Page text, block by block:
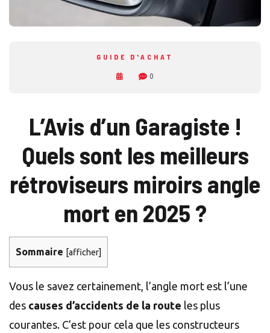
GUIDE D'ACHAT
0
L’Avis d’un Garagiste !
Quels sont les meilleurs
rétroviseurs miroirs angle
mort en 2025 ?
Sommaire [afficher]
Vous le savez certainement, l’angle mort est l’une
des causes d’accidents de la route les plus
courantes. C’est pour cela que les constructeurs